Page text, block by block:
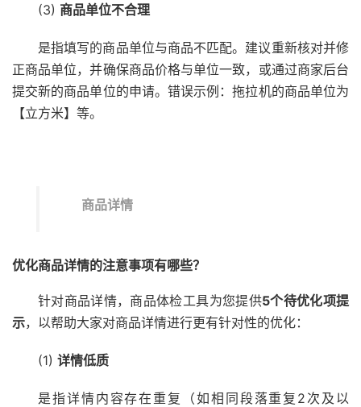
(3) 商品单位不合理
是指填写的商品单位与商品不匹配。建议重新核对并修
正商品单位，并确保商品价格与单位一致，或通过商家后台
提交新的商品单位的申请。错误示例：拖拉机的商品单位为
【立方米】等。
商品详情
优化商品详情的注意事项有哪些？
针对商品详情，商品体检工具为您提供5个待优化项提
示，以帮助大家对商品详情进行更有针对性的优化：
(1) 详情低质
是指详情内容存在重复（如相同段落重复2次及以